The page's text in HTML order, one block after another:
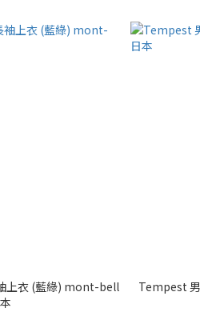
上衣 (藍綠) mont-bell
Tempest